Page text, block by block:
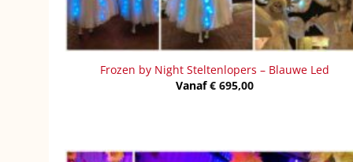
Frozen by Night Steltenlopers – Blauwe Led
Vanaf€695,00